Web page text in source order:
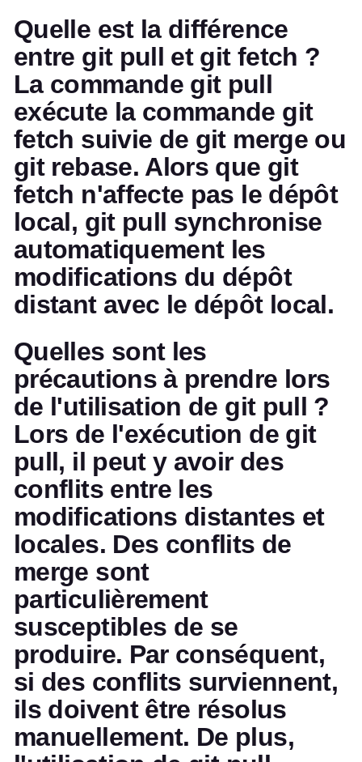
Quelle est la différence
entre git pull et git fetch ?
La commande git pull
exécute la commande git
fetch suivie de git merge ou
git rebase. Alors que git
fetch n'affecte pas le dépôt
local, git pull synchronise
automatiquement les
modifications du dépôt
distant avec le dépôt local.
Quelles sont les
précautions à prendre lors
de l'utilisation de git pull ?
Lors de l'exécution de git
pull, il peut y avoir des
conflits entre les
modifications distantes et
locales. Des conflits de
merge sont
particulièrement
susceptibles de se
produire. Par conséquent,
si des conflits surviennent,
ils doivent être résolus
manuellement. De plus,